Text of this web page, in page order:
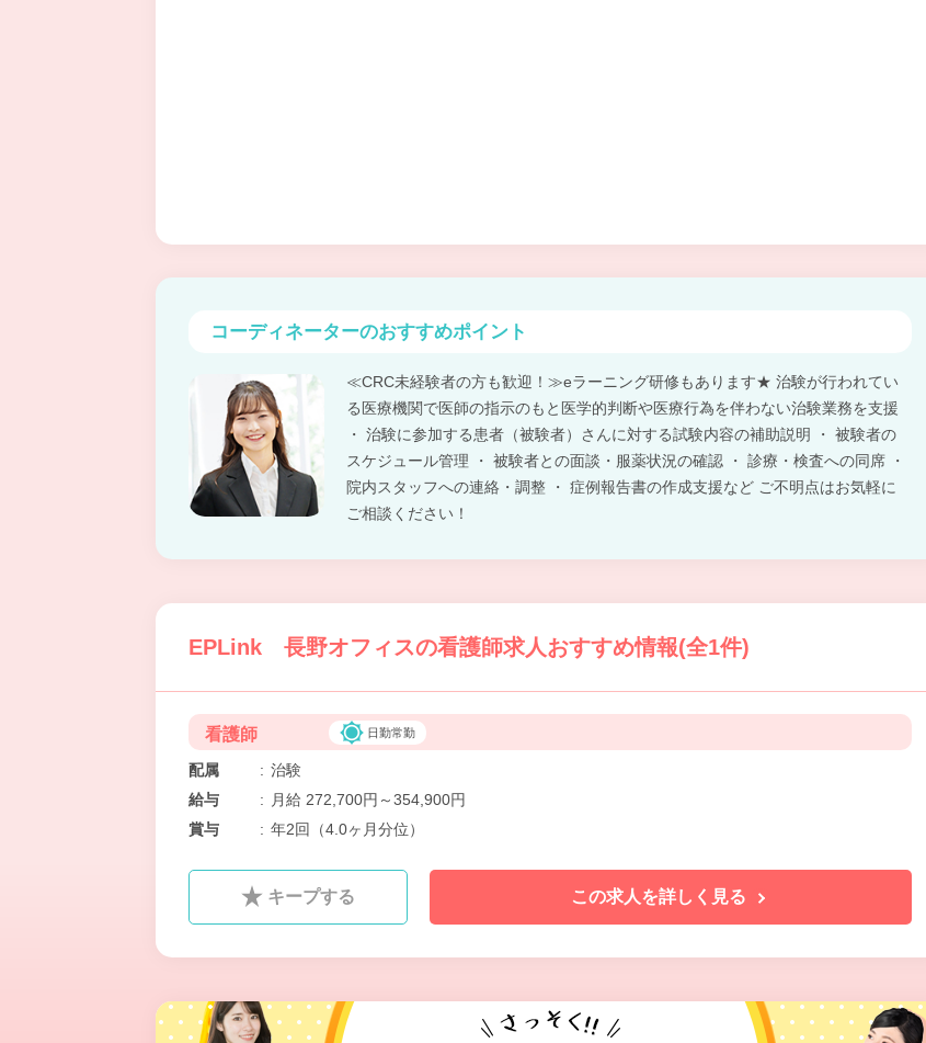
コーディネーターのおすすめポイント
≪CRC未経験者の方も歓迎！≫eラーニング研修もあります★ 治験が行われてい
る医療機関で医師の指示のもと医学的判断や医療行為を伴わない治験業務を支援
・ 治験に参加する患者（被験者）さんに対する試験内容の補助説明 ・ 被験者の
スケジュール管理 ・ 被験者との面談・服薬状況の確認 ・ 診療・検査への同席 ・
院内スタッフへの連絡・調整 ・ 症例報告書の作成支援など ご不明点はお気軽に
ご相談ください！
EPLink 長野オフィスの看護師求人おすすめ情報(全1件)
看護師 日勤常勤
配属 : 治験
給与
:
月給 272,700円～354,900円
賞与
: 年2回（4.0ヶ月分位）
キープする この求人を詳しく見る